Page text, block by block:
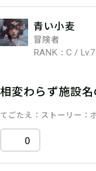
青い小麦
冒険者
RANK：C /
相変わらず施設名
てごたえ ストーリー
0